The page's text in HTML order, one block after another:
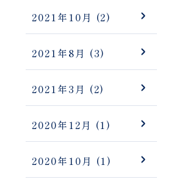
2021年10月 (2)
2021年8月 (3)
2021年3月 (2)
2020年12月 (1)
2020年10月 (1)